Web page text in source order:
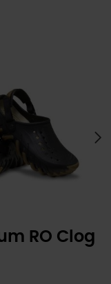
RO Clog